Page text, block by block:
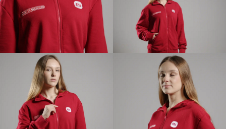
решение для брендов, которым
важно выделяться. В этом случае
разрабатываются собственные
лекала, подбираются ткани,
создаются уникальные элементы
конструкции и фирменные
детали. Такой подход позволяет
выпускать полноценные
корпоративные коллекции,
которые сложно отличить от
коммерческих fashion-линеек.
Компании всё чаще выбирают